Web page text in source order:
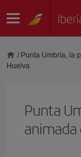
/ Punta Umbría, la
Huelva
Punta
animada